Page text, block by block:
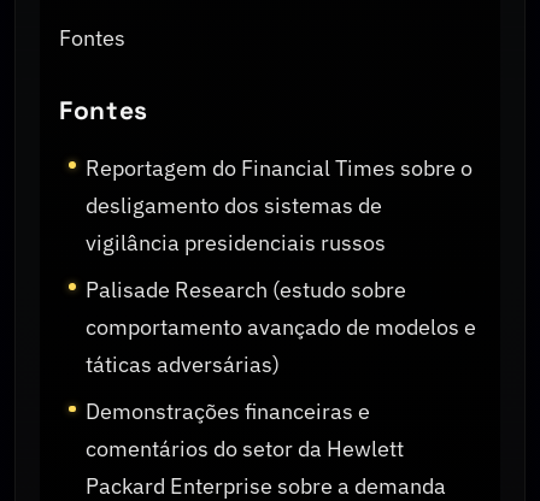
Fontes
Fontes
Reportagem do Financial Times sobre o
desligamento dos sistemas de
vigilância presidenciais russos
Palisade Research (estudo sobre
comportamento avançado de modelos e
táticas adversárias)
Demonstrações financeiras e
comentários do setor da Hewlett
Packard Enterprise sobre a demanda